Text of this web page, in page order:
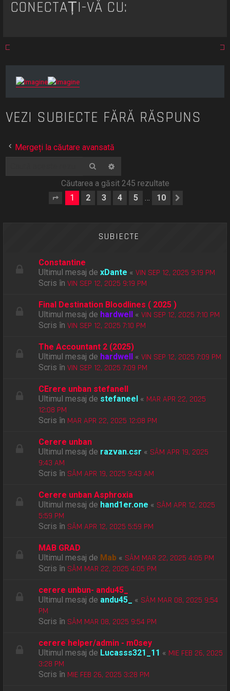
CONECTAȚI-VĂ CU:
VEZI SUBIECTE FĂRĂ RĂSPUNS
Mergeți la căutare avansată
Căutare
Căutarea a găsit 245 rezultate
Pagina1 din 10
1 2 3 4 5 … 10
SUBIECTE
Constantine
Ultimul mesaj dexDante «VIN SEP 12, 2025 9:19 PM
Scris înVIN SEP 12, 2025 9:19 PM
Final Destination Bloodlines ( 2025 )
Ultimul mesaj de hardwell «VIN SEP 12, 2025 7:10 PM
Scris înVIN SEP 12, 2025 7:10 PM
The Accountant 2 (2025)
Ultimul mesaj de hardwell «VIN SEP 12, 2025 7:09 PM
Scris înVIN SEP 12, 2025 7:09 PM
CErere unban stefanell
Ultimul mesaj de stefaneel « MAR APR 22, 2025
12:08 PM
Scris în MAR APR 22, 2025 12:08 PM
Cerere unban
Ultimul mesaj de razvan.csr « SÂM APR 19, 2025
9:43 AM
Scris în SÂM APR 19, 2025 9:43 AM
Cerere unban Asphroxia
Ultimul mesaj de hand1er.one « SÂM APR 12, 2025
5:59 PM
Scris în SÂM APR 12, 2025 5:59 PM
MAB GRAD
Ultimul mesaj de Mab « SÂM MAR 22, 2025 4:05 PM
Scris în SÂM MAR 22, 2025 4:05 PM
cerere unbun- andu45_
Ultimul mesaj de andu45_ « SÂM MAR 08, 2025 9:54
PM
Scris în SÂM MAR 08, 2025 9:54 PM
cerere helper/admin - m0sey
Ultimul mesaj de Lucasss321_11 « MIE FEB 26, 2025
3:28 PM
Scris în MIE FEB 26, 2025 3:28 PM